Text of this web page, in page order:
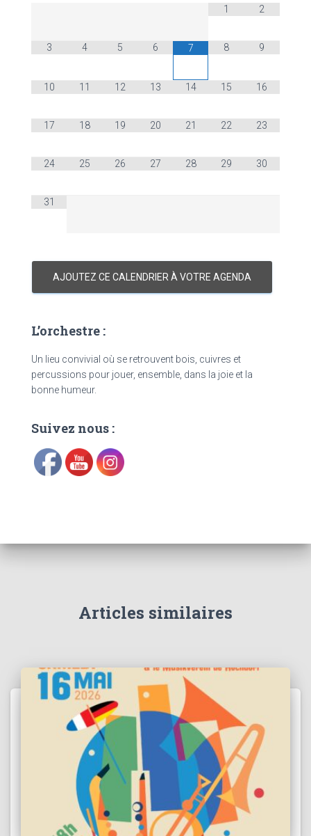
1 2
3 4 5 6 7 8 9
10 11 12 13 14 15 16
17 18 19 20 21 22 23
24 25 26 27 28 29 30
31
AJOUTEZ CE CALENDRIER À VOTRE AGENDA
L’orchestre :
Un lieu convivial où se retrouvent bois, cuivres et
percussions pour jouer, ensemble, dans la joie et la
bonne humeur.
Suivez nous :
Articles similaires